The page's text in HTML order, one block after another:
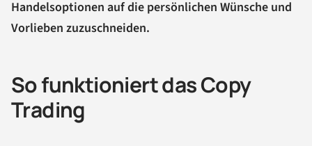
Handelsoptionen auf die persönlichen Wünsche und
Vorlieben zuzuschneiden.
So funktioniert das Copy
Trading